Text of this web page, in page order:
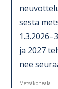
sesta
ja 2027
nee
Metsäkoneala